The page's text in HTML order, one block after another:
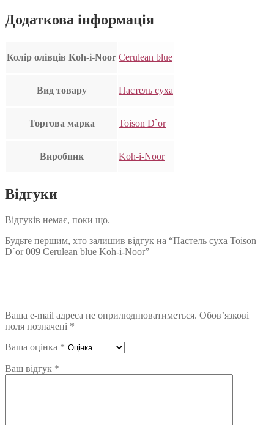
Додаткова інформація
Колір олівців Koh-i-Noor Cerulean blue
Вид товару Пастель суха
Торгова марка Toison D`or
Виробник Koh-i-Noor
Відгуки
Відгуків немає, поки що.
Будьте першим, хто залишив відгук на “Пастель суха Toison
D`or 009 Cerulean blue Koh-i-Noor”
Ваша e-mail адреса не оприлюднюватиметься. Обов’язкові
поля позначені *
Ваша оцінка *
Ваш відгук *